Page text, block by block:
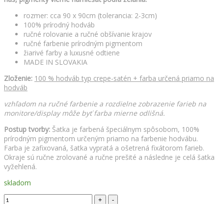
rozmer: cca 90 x 90cm (tolerancia: 2-3cm)
100% prírodný hodváb
ručné rolovanie a ručné obšívanie krajov
ručné farbenie prírodným pigmentom
žiarivé farby a luxusné odtiene
MADE IN SLOVAKIA
Zloženie: 100 % hodváb typ crepe-satén + farba určená priamo na
hodváb
vzhľadom na ručné farbenie a rozdielne zobrazenie farieb na
monitore/display môže byť farba mierne odlišná.
Postup tvorby: Šatka je farbená špeciálnym spôsobom, 100%
prírodným pigmentom určeným priamo na farbenie hodvábu.
Farba je zafixovaná, šatka vypratá a ošetrená fixátorom farieb.
Okraje sú ručne zrolované a ručne prešité a následne je celá šatka
vyžehlená.
skladom
Hodvábna